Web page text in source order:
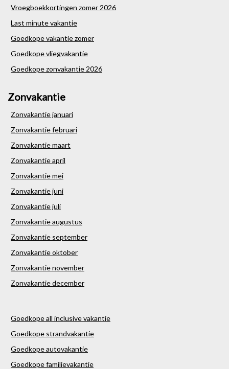
Vroegboekkortingen zomer 2026
Last minute vakantie
Goedkope vakantie zomer
Goedkope vliegvakantie
Goedkope zonvakantie 2026
Zonvakantie
Zonvakantie januari
Zonvakantie februari
Zonvakantie maart
Zonvakantie april
Zonvakantie mei
Zonvakantie juni
Zonvakantie juli
Zonvakantie augustus
Zonvakantie september
Zonvakantie oktober
Zonvakantie november
Zonvakantie december
Goedkope all inclusive vakantie
Goedkope strandvakantie
Goedkope autovakantie
Goedkope familievakantie